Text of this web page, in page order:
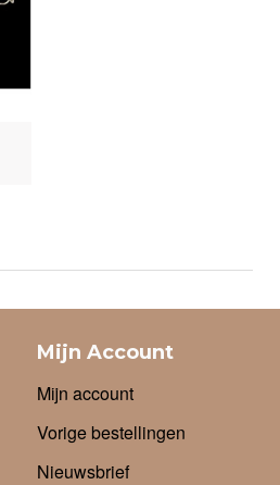
Mijn Account
Mijn account
Vorige bestellingen
Nieuwsbrief